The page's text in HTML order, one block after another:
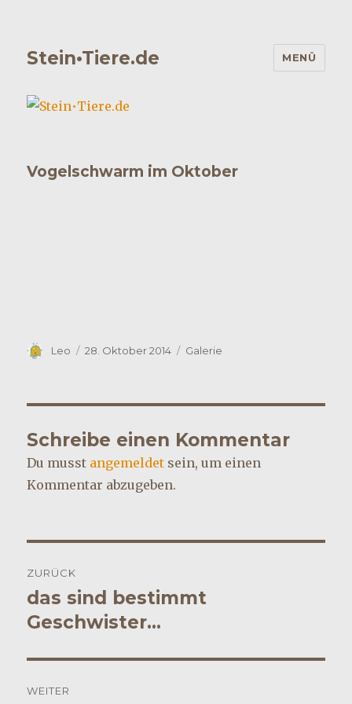
Stein•Tiere.de MENÜ
Vogelschwarm im Oktober
Autor
Leo
Veröffentlicht
28. Oktober 2014 Format
Galerie
Schreibe einen Kommentar
Du musst angemeldet sein, um einen
Kommentar abzugeben.
ZURÜCK
Vorheriger
Beitrag:
das sind bestimmt
Geschwister…
WEITER